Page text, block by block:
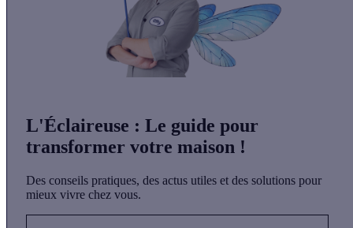
L'Éclaireuse : Le guide pour
transformer votre maison !
Des conseils pratiques, des actus utiles et des solutions pour
mieux vivre chez vous.